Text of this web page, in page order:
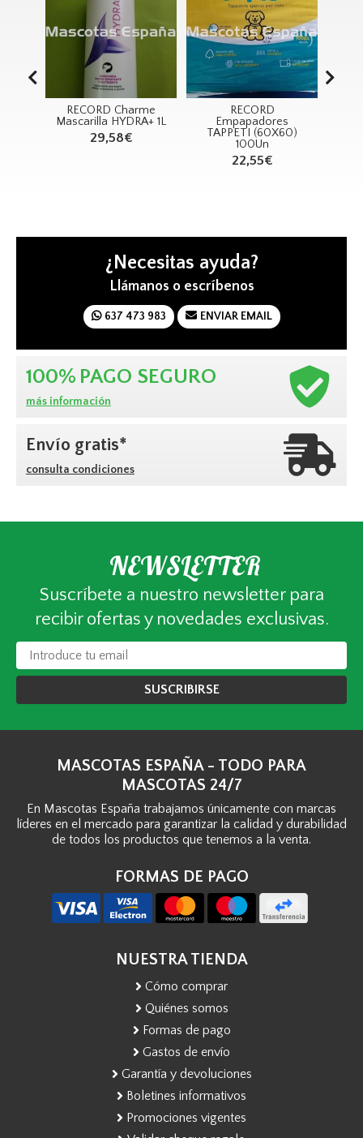
RECORD Charme
Mascarilla HYDRA+ 1L
29,58€
RECORD
Empapadores
TAPPETI (60X60)
100Un
22,55€
¿Necesitas ayuda?
Llámanos o escríbenos
637 473 983 ENVIAR EMAIL
100% PAGO SEGURO
más información
Envío gratis*
consulta condiciones
NEWSLETTER
Suscríbete a nuestro newsletter para
recibir ofertas y novedades exclusivas.
SUSCRIBIRSE
MASCOTAS ESPAÑA - TODO PARA
MASCOTAS 24/7
En Mascotas España trabajamos únicamente con marcas
líderes en el mercado para garantizar la calidad y durabilidad
de todos los productos que tenemos a la venta.
FORMAS DE PAGO
NUESTRA TIENDA
Cómo comprar
Quiénes somos
Formas de pago
Gastos de envío
Garantía y devoluciones
Boletines informativos
Promociones vigentes